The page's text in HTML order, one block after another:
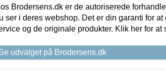
Brodersens.dk er de autoriserede
ser i deres webshop. Det er din garanti for at
og de originale produkter. Klik her for at
udvalget på Brodersens.dk